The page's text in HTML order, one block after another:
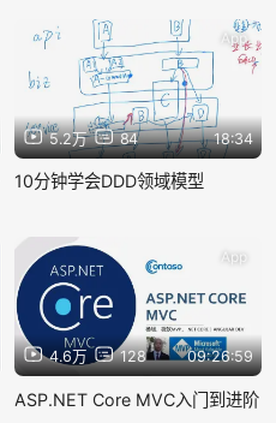
5.2万 84 18:34
App
10分钟学会DDD领域模型
4.6万 128 09:26:59
App
ASP.NET Core MVC入门到进阶